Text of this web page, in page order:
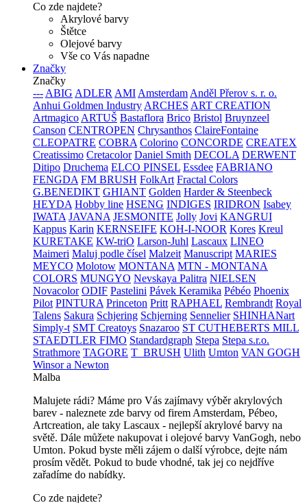
Co zde najdete?
Akrylové barvy
Štětce
Olejové barvy
Vše co Vás napadne
Značky
Značky
--- ABIG ADLER AMI Amsterdam Anděl Přerov s. r. o.
Anhui Goldmen Industry ARCHES ART CREATION
Artmagico ARTUŠ Bastaflora Brico Bristol Bruynzeel
Canson CENTROPEN Chrysanthos ClaireFontaine
CLEOPATRE COBRA Colorino CONCORDE CREATEX
Creatissimo Cretacolor Daniel Smith DECOLA DERWENT
Ditipo Druchema ELCO PINSEL Essdee FABRIANO
FENGDA FM BRUSH FolkArt Fractal Colors
G.BENEDIKT GHIANT Golden Harder & Steenbeck
HEYDA Hobby line HSENG INDIGES IRIDRON Isabey
IWATA JAVANA JESMONITE Jolly Jovi KANGRUI
Kappus Karin KERNSEIFE KOH-I-NOOR Kores Kreul
KURETAKE KW-triO Larson-Juhl Lascaux LINEO
Maimeri Maluj podle čísel Malzeit Manuscript MARIES
MEYCO Molotow MONTANA MTN - MONTANA
COLORS MUNGYO Nevskaya Palitra NIELSEN
Novacolor ODIF Pastelini Pávek Keramika Pébéo Phoenix
Pilot PINTURA Princeton Pritt RAPHAEL Rembrandt Royal
Talens Sakura Schjering Schjerning Sennelier SHINHANart
Simply-t SMT Creatoys Snazaroo ST CUTHEBERTS MILL
STAEDTLER FIMO Standardgraph Stepa Stepa s.r.o.
Strathmore TAGORE T_BRUSH Ulith Umton VAN GOGH
Winsor a Newton
Malba
Malujete rádi? Máme pro Vás zajímavy výběr akrylových
barev - naleznete zde barvy od firem Amsterdam, Pébeo,
Artcreation, ale taky Lascaux - nejlepší akrylové barvy na
světě. Dále můžete nakupovat i olejové barvy VanGogh, nebo
Umton. Pokud byste měli zájem o další výrobce, dejte nám
prosím vědět. Pokud to bude vhodné, tak jej co nejdříve
zařadíme do nabídky.
Co zde najdete?